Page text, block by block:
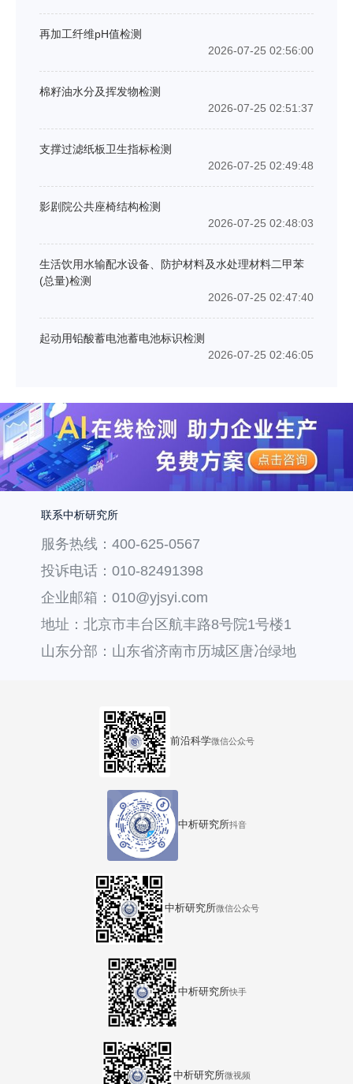
再加工纤维pH值检测
2026-07-25 02:56:00
棉籽油水分及挥发物检测
2026-07-25 02:51:37
支撑过滤纸板卫生指标检测
2026-07-25 02:49:48
影剧院公共座椅结构检测
2026-07-25 02:48:03
生活饮用水输配水设备、防护材料及水处理材料二甲苯
(总量)检测
2026-07-25 02:47:40
起动用铅酸蓄电池蓄电池标识检测
2026-07-25 02:46:05
联系中析研究所
服务热线：400-625-0567
投诉电话：010-82491398
企业邮箱：010@yjsyi.com
地址：北京市丰台区航丰路8号院1号楼1
层121
山东分部：山东省济南市历城区唐冶绿地
前沿科学微信公众号
中析研究所抖音
中析研究所微信公众号
中析研究所快手
中析研究所微视频